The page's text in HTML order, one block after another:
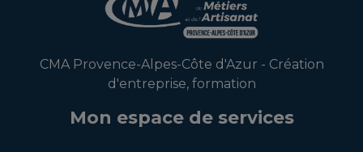
CMA Provence-Alpes-Côte d'Azur - Création
d'entreprise, formation
Mon espace de services